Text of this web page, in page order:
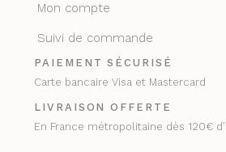
Mon compte
Suivi de commande
PAIEMENT SÉCURISÉ
Carte bancaire Visa et Mastercard
LIVRAISON OFFERTE
En France métropolitaine dès 120€